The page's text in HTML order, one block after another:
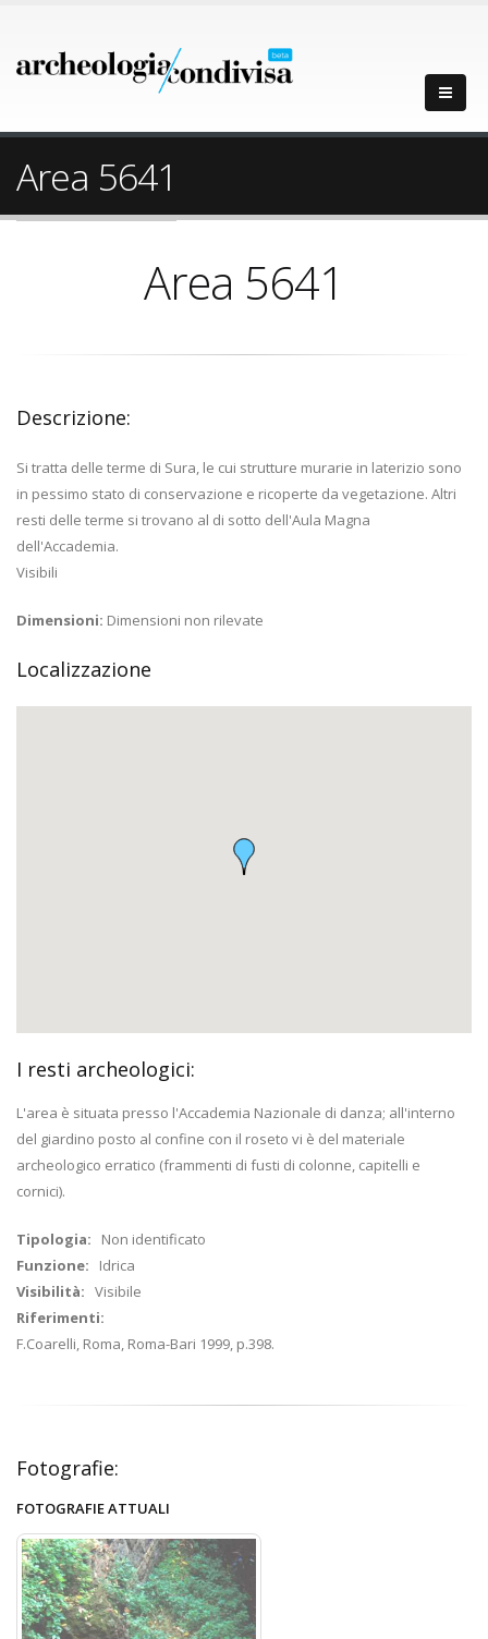
Area 5641
Area 5641
Descrizione:
Si tratta delle terme di Sura, le cui strutture murarie in laterizio sono
in pessimo stato di conservazione e ricoperte da vegetazione. Altri
resti delle terme si trovano al di sotto dell'Aula Magna
dell'Accademia.
Visibili
Dimensioni: Dimensioni non rilevate
Localizzazione
I resti archeologici:
L'area è situata presso l'Accademia Nazionale di danza; all'interno
del giardino posto al confine con il roseto vi è del materiale
archeologico erratico (frammenti di fusti di colonne, capitelli e
cornici).
Tipologia: Non identificato
Funzione: Idrica
Visibilità: Visibile
Riferimenti:
F.Coarelli, Roma, Roma-Bari 1999, p.398.
Fotografie:
FOTOGRAFIE ATTUALI